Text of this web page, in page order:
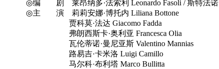
◎编 剧 莱昂纳多·法索利 Leonardo Fasoli / 斯特法诺·
◎主 演 莉莉安娜·博托内 Liliana Bottone
贾科莫·法达 Giacomo Fadda
弗朗西斯卡·奥利亚 Francesca Olia
瓦伦蒂诺·曼尼亚斯 Valentino Mannias
路易吉·卡米洛 Luigi Camillo
马尔科·布利塔 Marco Bullitta